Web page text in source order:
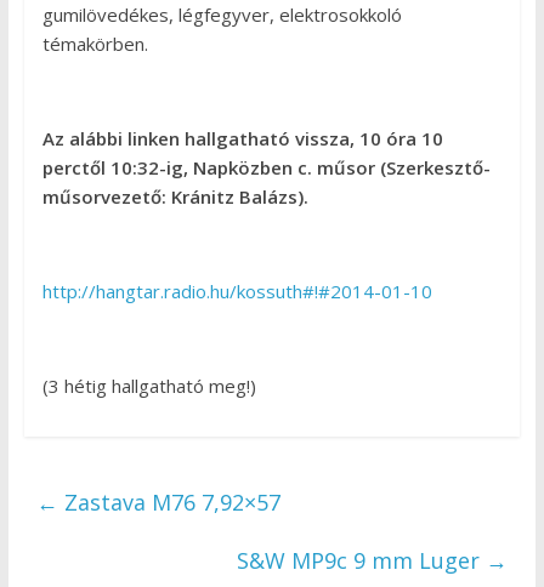
gumilövedékes, légfegyver, elektrosokkoló
témakörben.
Az alábbi linken hallgatható vissza, 10 óra 10
perctől 10:32-ig, Napközben c. műsor (Szerkesztő-
műsorvezető: Kránitz Balázs).
http://hangtar.radio.hu/kossuth#!#2014-01-10
(3 hétig hallgatható meg!)
← Zastava M76 7,92×57
S&W MP9c 9 mm Luger →